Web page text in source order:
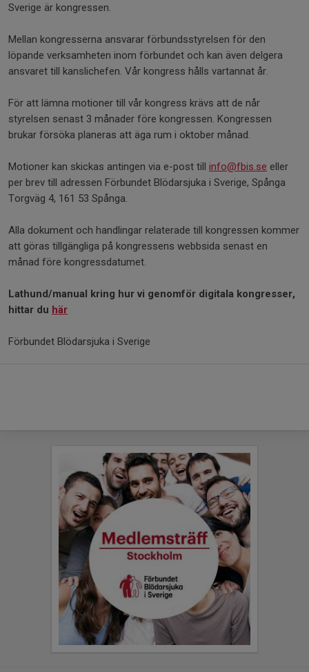
Sverige är kongressen.
Mellan kongresserna ansvarar förbundsstyrelsen för den
löpande verksamheten inom förbundet och kan även delgera
ansvaret till kanslichefen. Vår kongress hålls vartannat år.
För att lämna motioner till vår kongress krävs att de når
styrelsen senast 3 månader före kongressen. Kongressen
brukar försöka planeras att äga rum i oktober månad.
Motioner kan skickas antingen via e-post till info@fbis.se eller
per brev till adressen Förbundet Blödarsjuka i Sverige, Spånga
Torgväg 4, 161 53 Spånga.
Alla dokument och handlingar relaterade till kongressen kommer
att göras tillgängliga på kongressens webbsida senast en
månad före kongressdatumet.
Lathund/manual kring hur vi genomför digitala kongresser,
hittar du här
Förbundet Blödarsjuka i Sverige